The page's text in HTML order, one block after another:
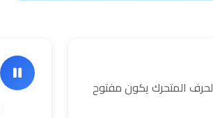
المتحرك يكون مفتوح